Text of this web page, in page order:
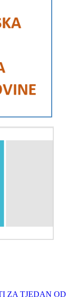
ZA TJEDAN OD